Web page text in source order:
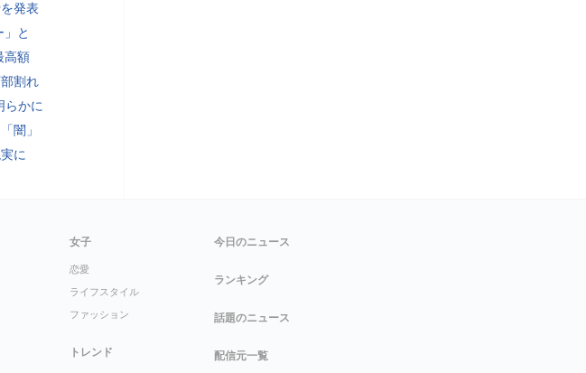
発表
と
高額
割れ
らかに
闇」
に
女子
恋愛
ライフスタイル
ファッション
トレンド
今日のニュース
ランキング
話題のニュース
配信元一覧